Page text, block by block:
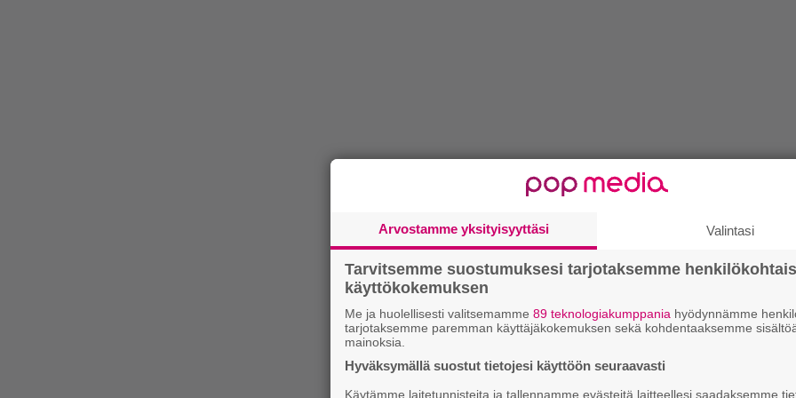
Arvostamme yksityisyyttäsi Valintasi
Tarvitsemme suostumuksesi tarjotaksemme
käyttökokemuksen
Me ja huolellisesti valitsemamme 89 teknologiakumppania hyödynnämme
tarjotaksemme paremman käyttäjäkokemuksen sekä kohdentaaksemme
mainoksia.
Hyväksymällä suostut tietojesi käyttöön seuraavasti
Käytämme laitetunnisteita ja tallennamme evästeitä laitteellesi saadaksemme